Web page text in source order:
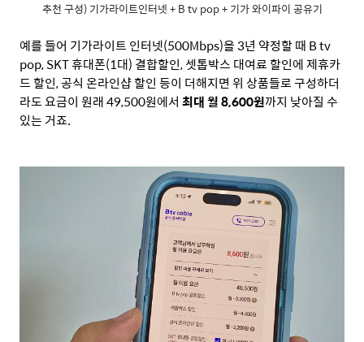
추천 구성) 기가라이트인터넷 + B tv pop + 기가 와이파이 공유기
예를 들어 기가라이트 인터넷(500Mbps)을3년 약정할 때 B tv
pop, SKT휴대폰(1대) 결합할인,셋톱박스 대여료 할인에 제휴카
드 할인,공식 온라인샵 할인 등이 더해지면 위 상품들로 구성하더
라도 요금이 원래49,500원에서 최대 월8,600원까지 낮아질 수
있는 거죠.